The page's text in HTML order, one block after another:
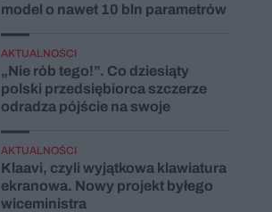
model o nawet 10 bln parametrów
AKTUALNOŚCI
„Nie rób tego!”. Co dziesiąty
polski przedsiębiorca szczerze
odradza pójście na swoje
AKTUALNOŚCI
Klaavi, czyli wyjątkowa klawiatura
ekranowa. Nowy projekt byłego
wiceministra